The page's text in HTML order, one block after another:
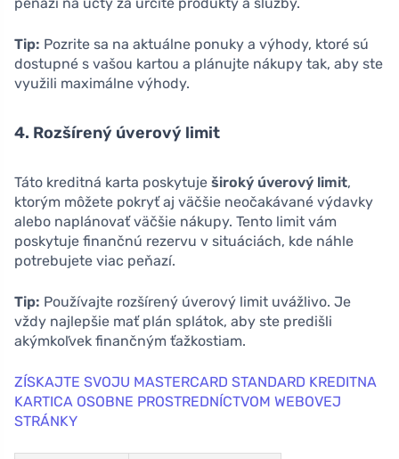
Tip: Pozrite sa na aktuálne ponuky a výhody, ktoré sú
dostupné s vašou kartou a plánujte nákupy tak, aby ste
využili maximálne výhody.
4. Rozšírený úverový limit
Táto kreditná karta poskytuje široký úverový limit,
ktorým môžete pokryť aj väčšie neočakávané výdavky
alebo naplánovať väčšie nákupy. Tento limit vám
poskytuje finančnú rezervu v situáciách, kde náhle
potrebujete viac peňazí.
Tip: Používajte rozšírený úverový limit uvážlivo. Je
vždy najlepšie mať plán splátok, aby ste predišli
akýmkoľvek finančným ťažkostiam.
ZÍSKAJTE SVOJU MASTERCARD STANDARD KREDITNA
KARTICA OSOBNE PROSTREDNÍCTVOM WEBOVEJ
STRÁNKY